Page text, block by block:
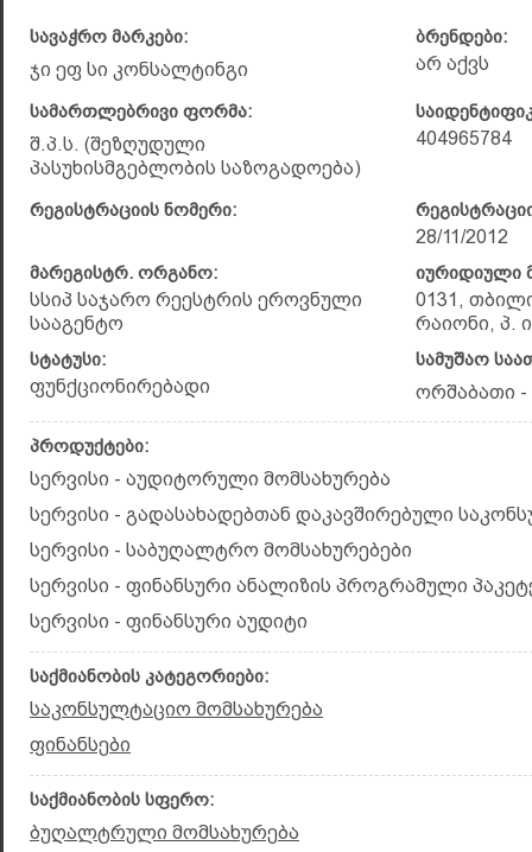
სავაჭრო მარკები:
ჯი ეფ სი კონსალტინგი
ბრენდები:
არ აქვს
სამართლებრივი ფორმა:
შ.პ.ს. (შეზღუდული
პასუხისმგებლობის საზოგადოება)
404965784
რეგისტრაციის ნომერი:
28/11/2012
მარეგისტრ. ორგანო:
სსიპ საჯარო რეესტრის ეროვნული
სააგენტო
იურიდიული
0131,
რაიონი, პ.
სტატუსი:
ფუნქციონირებადი
სამუშაო
ორშაბათი -
პროდუქტები:
სერვისი - აუდიტორული მომსახურება
სერვისი - გადასახადებთან დაკავშირებული
სერვისი - საბუღალტრო მომსახურებები
სერვისი - ფინანსური ანალიზის პროგრამული
სერვისი - ფინანსური აუდიტი
საქმიანობის კატეგორიები:
საკონსულტაციო მომსახურება
ფინანსები
საქმიანობის სფერო:
ბუღალტრული მომსახურება